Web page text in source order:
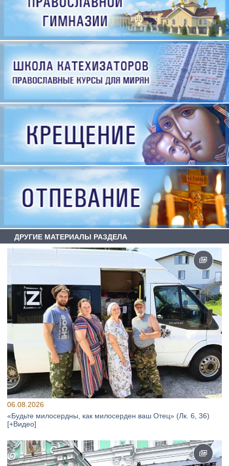
ДРУГИЕ МАТЕРИАЛЫ РАЗДЕЛА
06.08.2026
«Будьте милосердны, как милосерден ваш Отец» (Лк. 6, 36)
[+Видео]